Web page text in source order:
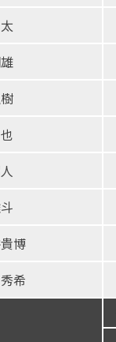
博
希